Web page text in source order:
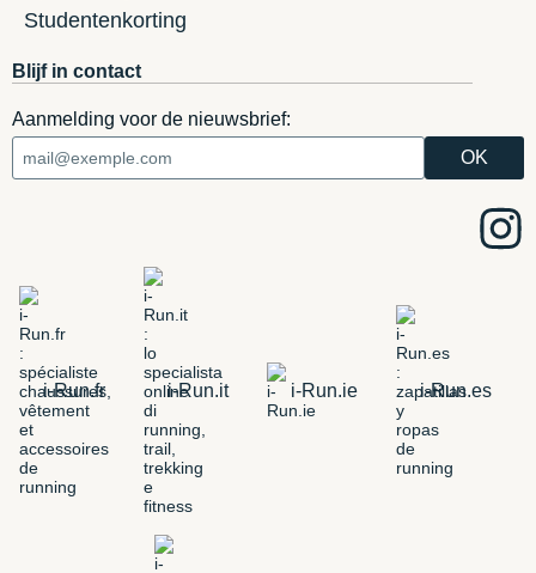
Studentenkorting
Blijf in contact
Aanmelding voor de nieuwsbrief:
i-Run.fr i-Run.it i-Run.ie i-Run.es